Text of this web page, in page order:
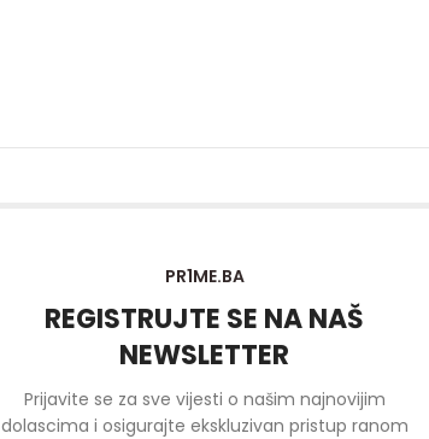
PR1ME.BA
REGISTRUJTE SE NA NAŠ
NEWSLETTER
Prijavite se za sve vijesti o našim najnovijim
dolascima i osigurajte ekskluzivan pristup ranom